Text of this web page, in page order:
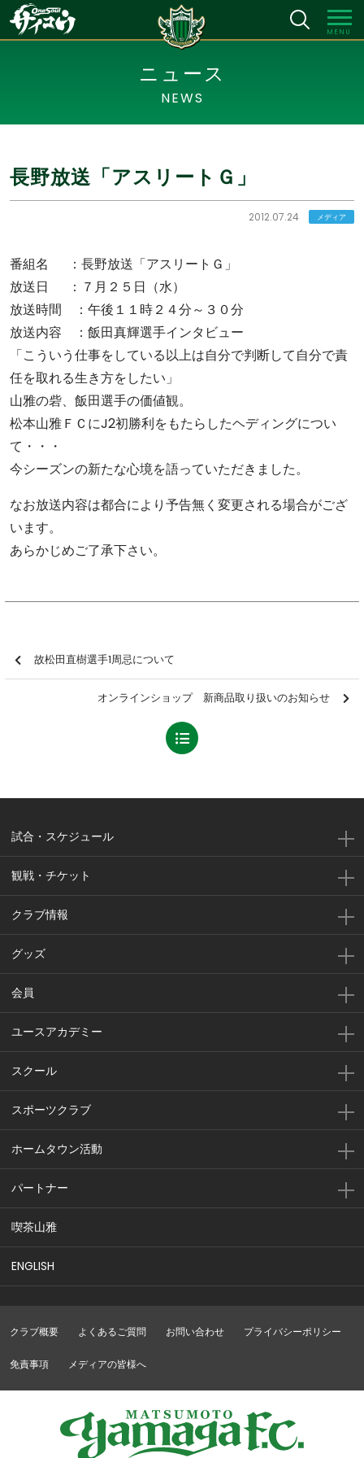
MENU
ニュース
NEWS
長野放送「アスリートＧ」
2012.07.24 メディア
番組名 ：長野放送「アスリートＧ」
放送日 ：７月２５日（水）
放送時間 ：午後１１時２４分～３０分
放送内容 ：飯田真輝選手インタビュー
「こういう仕事をしている以上は自分で判断して自分で責
任を取れる生き方をしたい」
山雅の砦、飯田選手の価値観。
松本山雅ＦＣにJ2初勝利をもたらしたヘディングについ
て・・・
今シーズンの新たな心境を語っていただきました。
なお放送内容は都合により予告無く変更される場合がござ
います。
あらかじめご了承下さい。
故松田直樹選手1周忌について
オンラインショップ 新商品取り扱いのお知らせ
試合・スケジュール
観戦・チケット
クラブ情報
グッズ
会員
ユースアカデミー
スクール
スポーツクラブ
ホームタウン活動
パートナー
喫茶山雅
ENGLISH
クラブ概要 よくあるご質問 お問い合わせ プライバシーポリシー
免責事項 メディアの皆様へ